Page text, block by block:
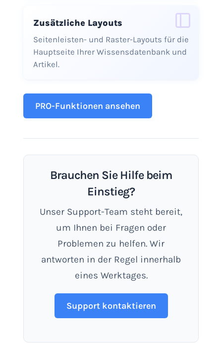
Zusätzliche Layouts
Seitenleisten- und Raster-Layouts für die
Hauptseite Ihrer Wissensdatenbank und
Artikel.
PRO-Funktionen ansehen
Brauchen Sie Hilfe beim
Einstieg?
Unser Support-Team steht bereit,
um Ihnen bei Fragen oder
Problemen zu helfen. Wir
antworten in der Regel innerhalb
eines Werktages.
Support kontaktieren